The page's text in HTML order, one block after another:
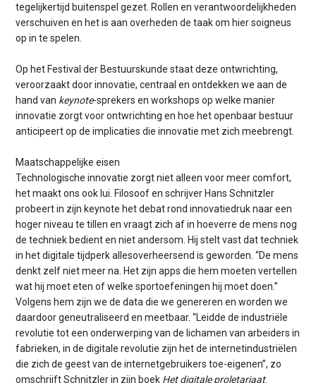
tegelijkertijd buitenspel gezet. Rollen en verantwoordelijkheden
verschuiven en het is aan overheden de taak om hier soigneus
op in te spelen.
Op het Festival der Bestuurskunde staat deze ontwrichting,
veroorzaakt door innovatie, centraal en ontdekken we aan de
hand van keynote-sprekers en workshops op welke manier
innovatie zorgt voor ontwrichting en hoe het openbaar bestuur
anticipeert op de implicaties die innovatie met zich meebrengt.
Maatschappelijke eisen
Technologische innovatie zorgt niet alleen voor meer comfort,
het maakt ons ook lui. Filosoof en schrijver Hans Schnitzler
probeert in zijn keynote het debat rond innovatiedruk naar een
hoger niveau te tillen en vraagt zich af in hoeverre de mens nog
de techniek bedient en niet andersom. Hij stelt vast dat techniek
in het digitale tijdperk allesoverheersend is geworden. “De mens
denkt zelf niet meer na. Het zijn apps die hem moeten vertellen
wat hij moet eten of welke sportoefeningen hij moet doen.’’
Volgens hem zijn we de data die we genereren en worden we
daardoor geneutraliseerd en meetbaar. “Leidde de industriële
revolutie tot een onderwerping van de lichamen van arbeiders in
fabrieken, in de digitale revolutie zijn het de internetindustriëlen
die zich de geest van de internetgebruikers toe-eigenen’’, zo
omschrijft Schnitzler in zijn boek Het digitale proletariaat.